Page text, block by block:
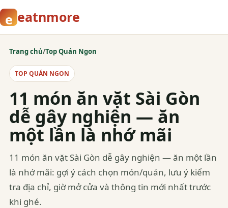
e eatnmore
Trang chủ/Top Quán Ngon
TOP QUÁN NGON
11 món ăn vặt Sài Gòn
dễ gây nghiện — ăn
một lần là nhớ mãi
11 món ăn vặt Sài Gòn dễ gây nghiện — ăn một lần
là nhớ mãi: gợi ý cách chọn món/quán, lưu ý kiểm
tra địa chỉ, giờ mở cửa và thông tin mới nhất trước
khi ghé.